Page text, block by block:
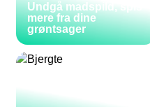
Undgå madspild, spis
mere fra dine
grøntsager